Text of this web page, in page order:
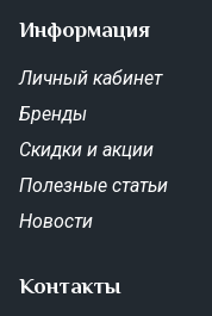
Информация
Личный кабинет
Бренды
Скидки и акции
Полезные статьи
Новости
Контакты